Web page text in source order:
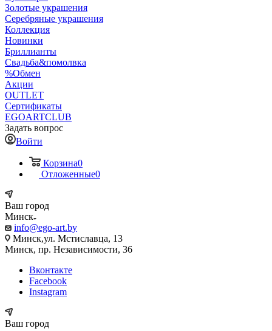
Золотые украшения
Серебряные украшения
Коллекция
Новинки
Бриллианты
Свадьба&помолвка
%Обмен
Акции
OUTLET
Сертификаты
EGOARTCLUB
Задать вопрос
Войти
Корзина0
Отложенные0
Ваш город
Минск
info@ego-art.by
Минск,ул. Мстиславца, 13
Минск, пр. Независимости, 36
Вконтакте
Facebook
Instagram
Ваш город